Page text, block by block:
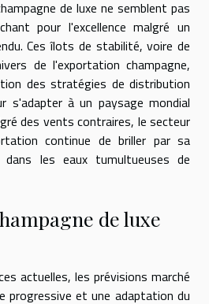
de luxe ne semblent pas
pour l'excellence malgré un
Ces îlots de stabilité, voire de
de l'exportation champagne,
des stratégies de distribution
s'adapter à un paysage mondial
des vents contraires, le secteur
continue de briller par sa
dans les eaux tumultueuses de
de luxe
actuelles, les prévisions marché
progressive et une adaptation du